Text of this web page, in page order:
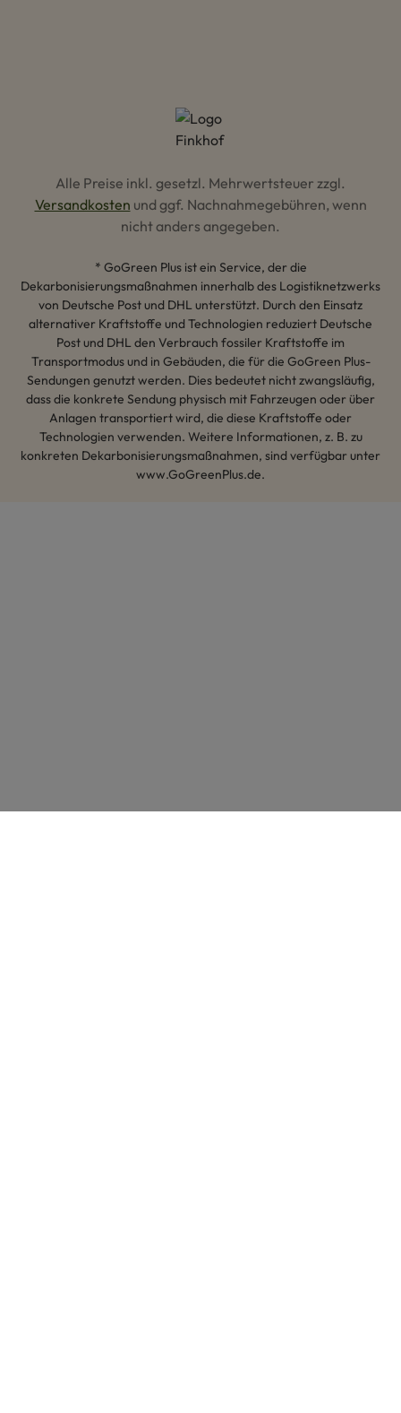
Alle Preise inkl. gesetzl. Mehrwertsteuer zzgl.
Versandkosten und ggf. Nachnahmegebühren, wenn
nicht anders angegeben.
* GoGreen Plus ist ein Service, der die
Dekarbonisierungsmaßnahmen innerhalb des Logistiknetzwerks
von Deutsche Post und DHL unterstützt. Durch den Einsatz
alternativer Kraftstoffe und Technologien reduziert Deutsche
Post und DHL den Verbrauch fossiler Kraftstoffe im
Transportmodus und in Gebäuden, die für die GoGreen Plus-
Sendungen genutzt werden. Dies bedeutet nicht zwangsläufig,
dass die konkrete Sendung physisch mit Fahrzeugen oder über
Anlagen transportiert wird, die diese Kraftstoffe oder
Technologien verwenden. Weitere Informationen, z. B. zu
konkreten Dekarbonisierungsmaßnahmen, sind verfügbar unter
www.GoGreenPlus.de.